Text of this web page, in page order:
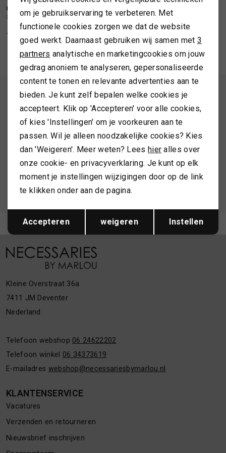
TASSEN
TOPS EN SHIRTS
TRUIEN
VESTEN
/2
CAMILLA PIHL
Camilla Pihl Angie trouser cream
156,00 260,00
ALTIJD ALS EERSTE OP DE HOOGTE ZIJN?
Schrijf je in en ontvang 10% korting op je 1e bestelling
AANMELDEN
Hoe we met je data omgaan? Bekijk dit in onze
privacyverklaring.
Meld je aan voor de nieuwsbrief
Kleine Overstraat 36a
7411 JM Deventer
Nederland
Telefoon webshop 06 24622202
Telefoon winkel 06 34373619
E-mailadres webshop@necessariesbymarlou.nl
KLANTENSERVICE
Vacatures
Verzenden en retourneren
Nieuwsbrief inschrijven
Analytische cookies
Marketing cookies
Terug Opslaan
om je gebruikservaring te verbeteren. Met
functionele cookies zorgen we dat de website
goed werkt. Daarnaast gebruiken wij samen met 3
partners analytische en marketingcookies om jouw
gedrag anoniem te analyseren, gepersonaliseerde
content te tonen en relevante advertenties aan te
bieden. Je kunt zelf bepalen welke cookies je
accepteert. Klik op 'Accepteren' voor alle cookies,
of kies 'Instellingen' om je voorkeuren aan te
passen. Wil je alleen noodzakelijke cookies? Kies
dan 'Weigeren'. Meer weten? Lees hier alles over
onze cookie- en privacyverklaring. Je kunt op elk
moment je instellingen wijzigingen door op de link
te klikken onder aan de pagina.
Accepteren weigeren Instellen